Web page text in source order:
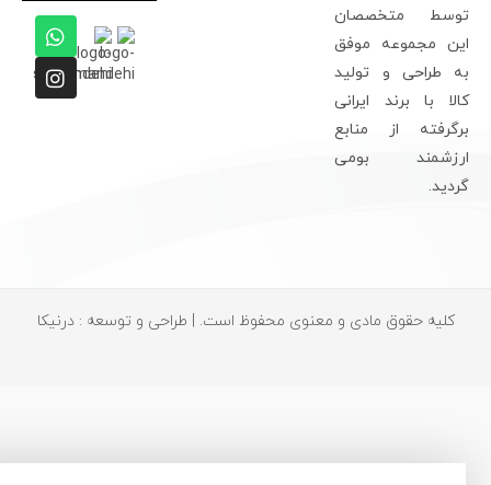
متخصصان
مجموعه موفق
طراحی و تولید
با برند ایرانی
از منابع
بومی
کلیه حقوق مادی و معنوی محفوظ است. | طراحی و توسعه : درنیکا